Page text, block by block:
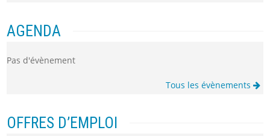
AGENDA
Pas d'évènement
Tous les évènements
OFFRES D’EMPLOI